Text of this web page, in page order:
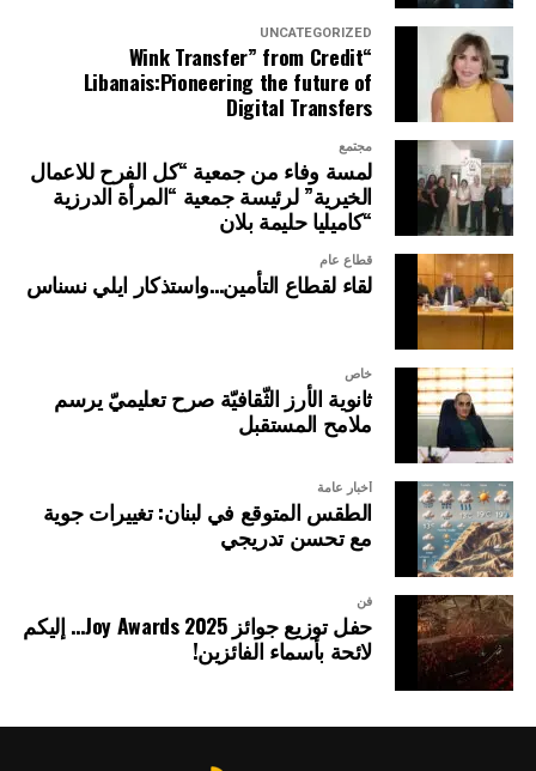
UNCATEGORIZED
“Wink Transfer” from Credit
Libanais:Pioneering the future of
Digital Transfers
مجتمع
لمسة وفاء من جمعية “كل الفرح للاعمال
الخيرية” لرئيسة جمعية “المرأة الدرزية
“كاميليا حليمة بلان
قطاع عام
لقاء لقطاع التأمين…واستذكار ايلي نسناس
خاص
ثانوية الأرز الثّقافيّة صرح تعليميّ يرسم
ملامح المستقبل
أخبار عامة
الطقس المتوقع في لبنان: تغييرات جوية
مع تحسن تدريجي
فن
حفل توزيع جوائز Joy Awards 2025… إليكم
لائحة بأسماء الفائزين!